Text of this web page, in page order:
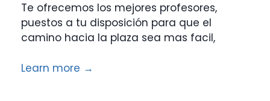
Te ofrecemos los mejores profesores,
puestos a tu disposición para que el
camino hacia la plaza sea mas facil,
Learn more →